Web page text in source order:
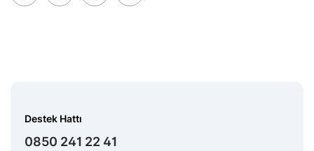
Destek Hattı
0850 241 22 41